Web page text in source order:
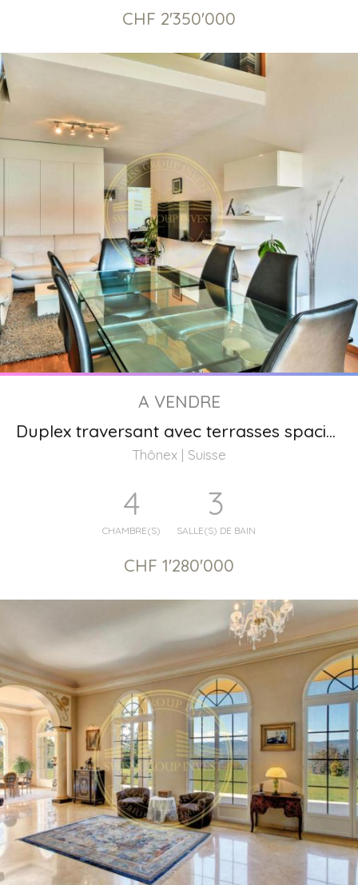
CHF 2'350'000
A VENDRE
Duplex traversant avec terrasses spacieuses, Thônex Genève
Thônex | Suisse
4
CHAMBRE(S)
3
SALLE(S) DE BAIN
CHF 1'280'000